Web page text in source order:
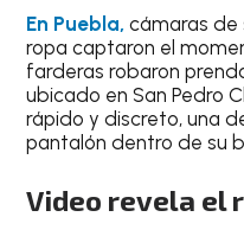
En Puebla,cámaras
ropa captaron el
farderas robaron
ubicado en San Pedro
rápido y discreto, una
pantalón dentro de su
Video revela el